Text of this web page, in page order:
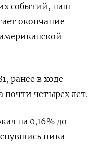
событий, наш
окончание
ранее в ходе
почти четырех лет.
на 0,16% до
пика